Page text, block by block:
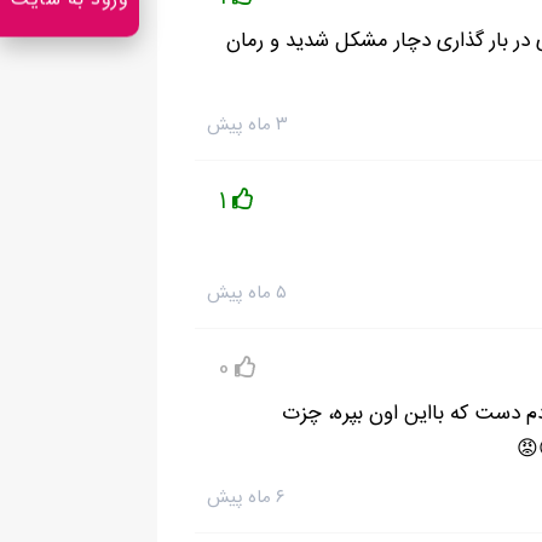
پیدا کنی.
در بار گذاری دچار مشکل شدید و رمان
۳ ماه پیش
1
۵ ماه پیش
0
دست که بااین اون بپره، چزت
۶ ماه پیش